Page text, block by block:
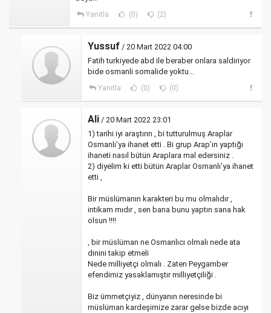
Yanıtla (0) (2)
Yussuf / 20 Mart 2022 04:00
Fatih turkiyede abd ile beraber onlara saldiriyor
bide osmanli somalide yoktu...
Yanıtla (0) (0)
Ali / 20 Mart 2022 23:01
1) tarihi iyi araştırın , bi tutturulmuş Araplar
Osmanlı’ya ihanet etti . Bi grup Arap’ın yaptığı
ihaneti nasıl bütün Araplara mal edersiniz .
2) diyelim ki etti bütün Araplar Osmanlı’ya ihanet
etti ,
Bir müslümanın karakteri bu mu olmalıdır ,
intikam mıdır , sen bana bunu yaptın sana hak
olsun !!!!
, bir müslüman ne Osmanlıcı olmalı nede ata
dinini takip etmeli
Nede milliyetçi olmalı . Zaten Peygamber
efendimiz yasaklamıştır milliyetçiliği .
Biz ümmetçiyiz , dünyanın neresinde bi
müslüman kardeşimize zarar gelse bizde acıyı